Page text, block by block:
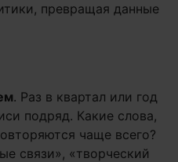
превращая данные
. Раз в квартал или год
подряд. Какие слова,
чаще всего?
связи», «творческий